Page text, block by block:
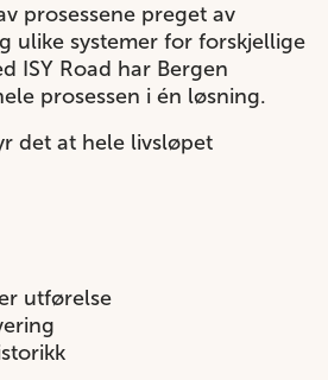
prosessene preget av
ulike systemer for forskjellige
ISY Road har Bergen
prosessen i én løsning.
det at hele livsløpet
utførelse